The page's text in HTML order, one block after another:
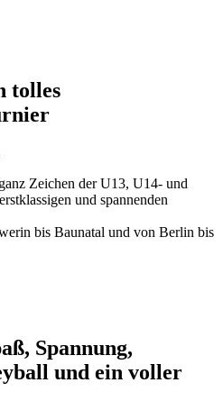
tolles
Zeichen der U13, U14- und
und spannenden
bis Baunatal und von Berlin bis
Spannung,
und ein voller